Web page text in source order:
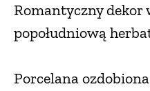
Romantyczny dekor
popołudniową
Porcelana